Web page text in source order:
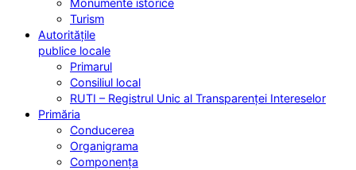
Monumente istorice
Turism
Autoritățile
publice locale
Primarul
Consiliul local
RUTI – Registrul Unic al Transparenței Intereselor
Primăria
Conducerea
Organigrama
Componența